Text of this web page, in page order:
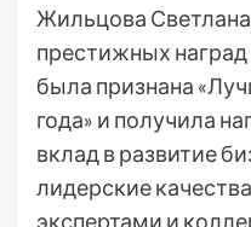
Жильцова
престижных наград
была признана
года» и получила
вклад в развитие
лидерские
экспертами и